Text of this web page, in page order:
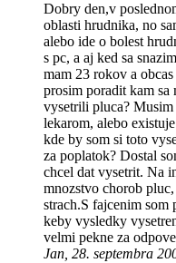
Dobry den,v
oblasti hrudnika, no
alebo ide o bolest
s pc, a aj ked sa
mam 23 rokov a
prosim poradit kam sa
vysetrili pluca?
lekarom, alebo
kde by som si toto
za poplatok? Dostal
chcel dat vysetrit. Na
mnozstvo chorob
strach.S fajcenim som
keby vysledky
velmi pekne za
Jan, 28. septembra